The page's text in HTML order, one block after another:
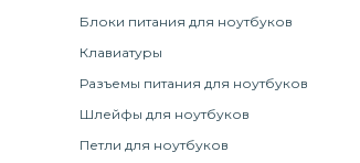
Блоки питания для ноутбуков
Клавиатуры
Разъемы питания для ноутбуков
Шлейфы для ноутбуков
Петли для ноутбуков